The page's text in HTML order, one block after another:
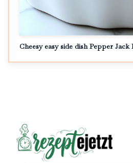
Cheesy easy side dish Pepper